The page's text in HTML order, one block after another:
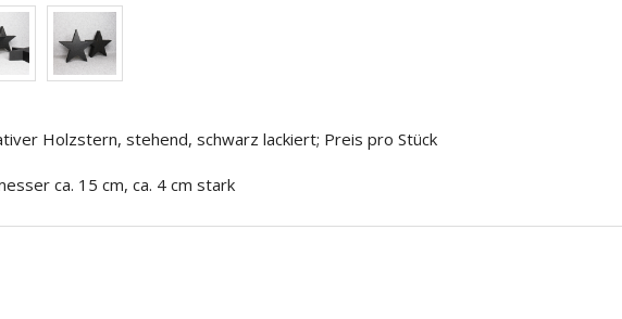
Holzstern, stehend, schwarz lackiert; Preis pro Stück
ca. 15 cm, ca. 4 cm stark